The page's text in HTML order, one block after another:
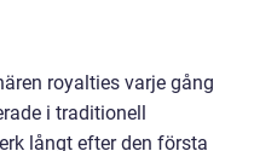
royalties varje gång
i traditionell
långt efter den första